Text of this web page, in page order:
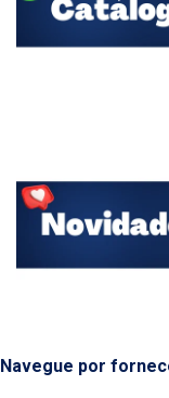
Navegue por